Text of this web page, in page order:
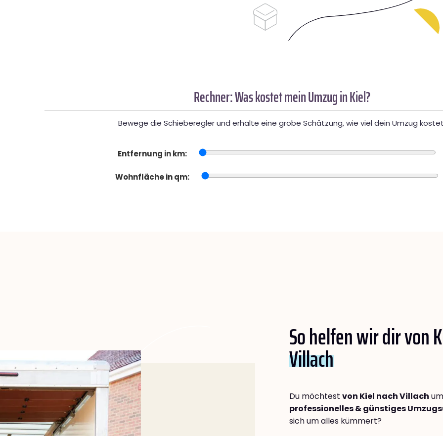
Rechner: Was kostet mein Umzug in Kiel?
Bewege die Schieberegler und erhalte eine grobe Schätzung, wie viel dein Umzug
Entfernung in km:
Wohnfläche in qm:
So helfen wir dir von
Villach
Du möchtest von Kiel nach Villach
professionelles & günstiges
sich um alles kümmert?